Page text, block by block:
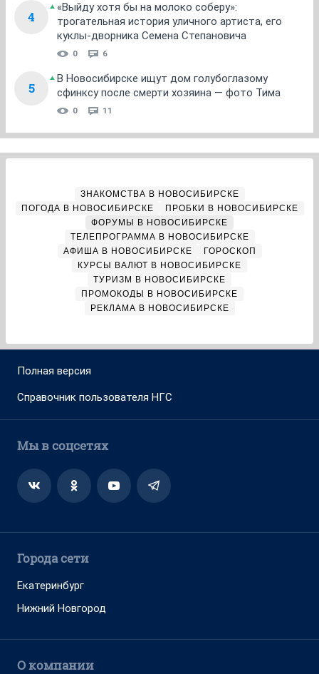
4
«Выйду хотя бы на молоко соберу»:
трогательная история уличного артиста, его
куклы-дворника Семена Степановича
0 6
5
В Новосибирске ищут дом голубоглазому
сфинксу после смерти хозяина — фото Тима
0 11
ЗНАКОМСТВА В НОВОСИБИРСКЕ
ПОГОДА В НОВОСИБИРСКЕ
ПРОБКИ В НОВОСИБИРСКЕ
ФОРУМЫ В НОВОСИБИРСКЕ
ТЕЛЕПРОГРАММА В НОВОСИБИРСКЕ
АФИША В НОВОСИБИРСКЕ
ГОРОСКОП
КУРСЫ ВАЛЮТ В НОВОСИБИРСКЕ
ТУРИЗМ В НОВОСИБИРСКЕ
ПРОМОКОДЫ В НОВОСИБИРСКЕ
РЕКЛАМА В НОВОСИБИРСКЕ
Полная версия
Справочник пользователя НГС
Мы в соцсетях
Города сети
Екатеринбург
Нижний Новгород
О компании